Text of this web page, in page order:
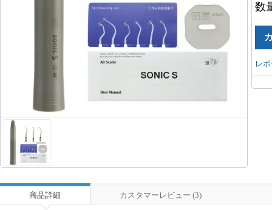
数
レ
商品詳細 カスタマーレビュー (3)